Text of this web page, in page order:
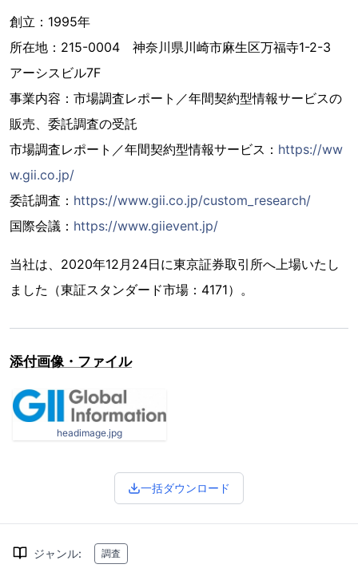
創立：1995年
所在地：215-0004 神奈川県川崎市麻生区万福寺1-2-3
アーシスビル7F
事業内容：市場調査レポート／年間契約型情報サービスの
販売、委託調査の受託
市場調査レポート／年間契約型情報サービス： https://ww
w.gii.co.jp/
委託調査： https://www.gii.co.jp/custom_research/
国際会議： https://www.giievent.jp/
当社は、2020年12月24日に東京証券取引所へ上場いたし
ました（東証スタンダード市場：4171）。
添付画像・ファイル
headimage.jpg
一括ダウンロード
ジャンル: 調査